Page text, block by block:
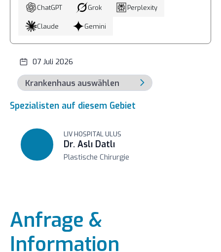
ChatGPT Grok Perplexity
Claude Gemini
07 Juli 2026
Spezialisten auf diesem Gebiet
LIV HOSPITAL ULUS
Dr. Aslı Datlı
Plastische Chirurgie
Anfrage &
Information